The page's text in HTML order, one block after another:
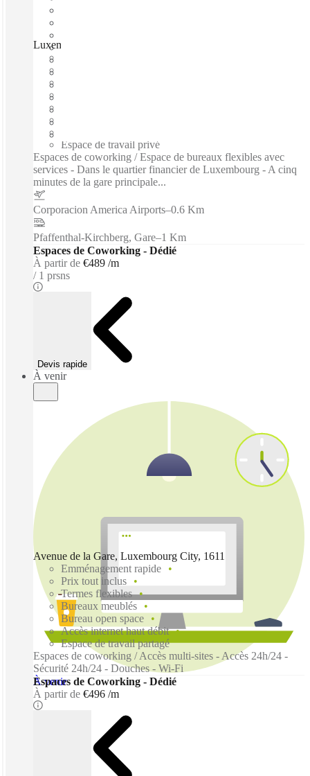
Luxembourg, City Centre, Luxembourg City, 2449
Espace de travail privé
Espaces de coworking / Espace de bureaux flexibles avec
services - Dans le quartier financier de Luxembourg - A cinq
minutes de la gare principale...
Corporacion America Airports–0.6 Km
Pfaffenthal-Kirchberg, Gare–1 Km
Espaces de Coworking - Dédié
À partir de €489 /m
1 prsns
Devis rapide
À venir
À venir
Avenue de la Gare, Luxembourg City, 1611
Emménagement rapide
Prix tout inclus
Termes flexibles
Bureaux meublés
Bureau open space
Accès internet haut débit
Espace de travail partagé
Espaces de coworking / Accès multi-sites - Accès 24h/24 -
Sécurité 24h/24 - Douches - Wi-Fi
Espaces de Coworking - Dédié
À partir de €496 /m